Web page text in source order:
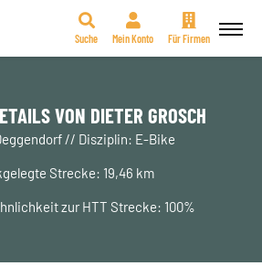
Suche Mein Konto Für Firmen
VON DIETER GROSCH
// Disziplin: E-Bike
Strecke: 19,46 km
zur HTT Strecke: 100%